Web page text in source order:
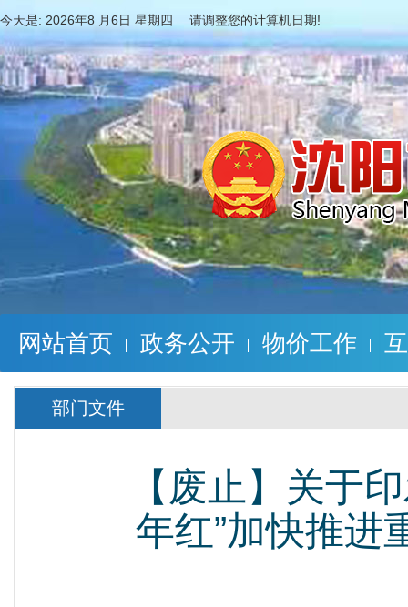
今天是: 2026年8 月6日 星期四 请调整您的计算机日期!
网站首页 政务公开 物价工作
部门文件
【废止】关于
年红”加快推进